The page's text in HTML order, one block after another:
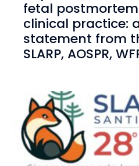
fetal
clinical practice:
statement from
SLARP, AOSPR,